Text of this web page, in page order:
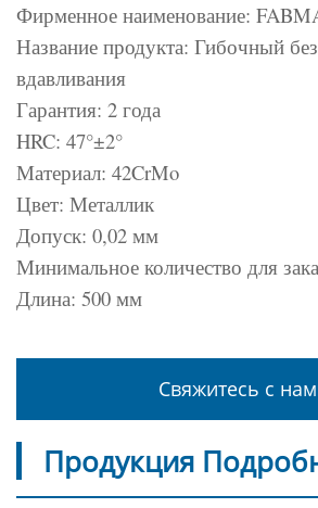
Фирменное наименование:
Название продукта: Гибочный
вдавливания
Гарантия: 2 года
HRC: 47°±2°
Материал: 42CrMo
Цвет: Металлик
Допуск: 0,02 мм
Минимальное количество для
Длина: 500 мм
Свяжитесь с
Продукция